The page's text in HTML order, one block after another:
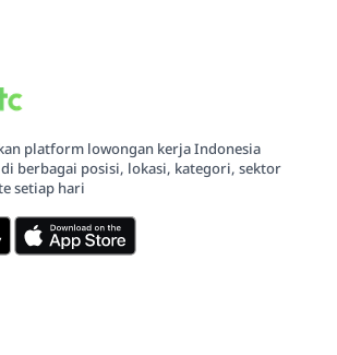
platform lowongan kerja Indonesia
berbagai posisi, lokasi, kategori, sektor
setiap hari